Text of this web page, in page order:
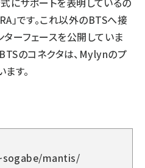
」です。これ以外のBTSへ接
ーフェースを公開していま
のコネクタは、Mylynのプ
す。
mantis/